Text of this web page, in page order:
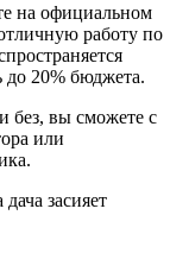
на официальном
работу по
до 20% бюджета.
без, вы сможете с
или
засияет